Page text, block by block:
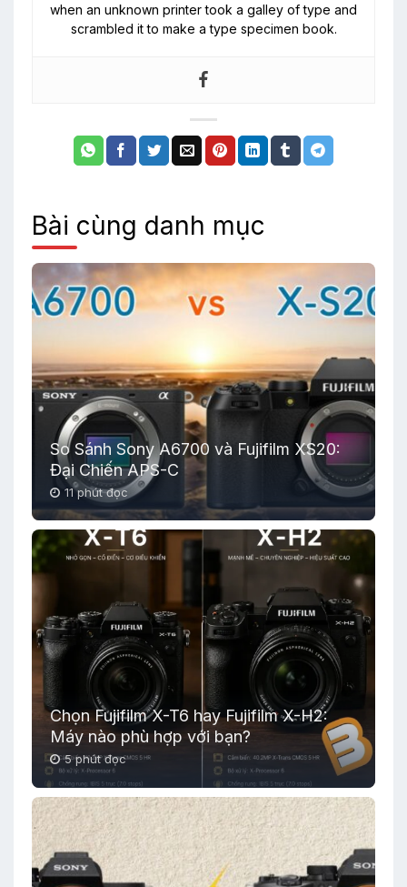
when an unknown printer took a galley of type and
scrambled it to make a type specimen book.
Bài cùng danh mục
So Sánh Sony A6700 và Fujifilm XS20:
Đại Chiến APS-C
11 phút đọc
Chọn Fujifilm X-T6 hay Fujifilm X-H2:
Máy nào phù hợp với bạn?
5 phút đọc